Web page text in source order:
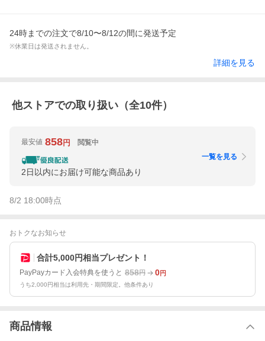
24時までの注文で8/10〜8/12の間に発送予定
※休業日は発送されません。
詳細を見る
他ストアでの取り扱い（全10件）
最安値 858円 閲覧中
2日以内にお届け可能な商品あり
一覧を見る
8/2 18:00時点
おトクなお知らせ
合計5,000円相当プレゼント！
PayPayカード入会特典を使うと 858円 0円
うち2,000円相当は利用先・期間限定。他条件あり
商品情報